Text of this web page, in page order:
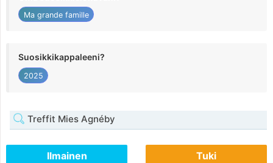
Ma grande famille
Suosikkikappaleeni?
2025
Treffit Mies Agnéby
Ilmainen Tuki